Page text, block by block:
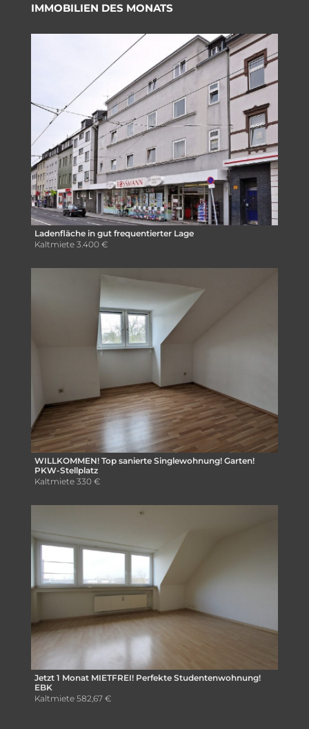
IMMOBILIEN DES MONATS
Ladenfläche in gut frequentierter Lage
Kaltmiete 3.400 €
WILLKOMMEN! Top sanierte Singlewohnung! Garten!
PKW-Stellplatz
Kaltmiete 330 €
Jetzt 1 Monat MIETFREI! Perfekte Studentenwohnung!
EBK
Kaltmiete 582,67 €